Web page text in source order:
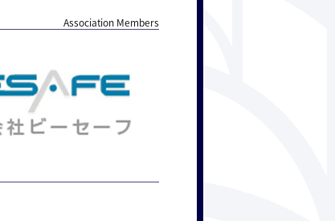
Association Members